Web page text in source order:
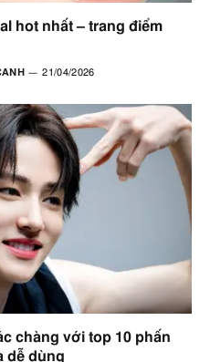
hot nhất – trang điểm
21/04/2026
chàng với top 10 phấn
dễ dùng